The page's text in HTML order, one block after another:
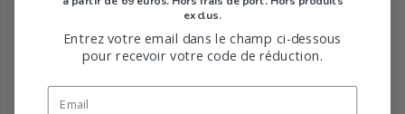
exclus.
Entrez votre email dans le champ ci-dessous
pour recevoir votre code de réduction.